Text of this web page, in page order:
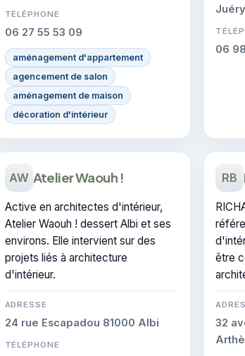
TÉLÉPHONE
06 27 55 53 09
aménagement d'appartement
agencement de salon
aménagement de maison
décoration d'intérieur
Juéry
06
AW Atelier Waouh !
Active en architectes d'intérieur,
Atelier Waouh ! dessert Albi et ses
environs. Elle intervient sur des
projets liés à architecture
d'intérieur.
ADRESSE
24 rue Escapadou 81000 Albi
TÉLÉPHONE
RB
être
32